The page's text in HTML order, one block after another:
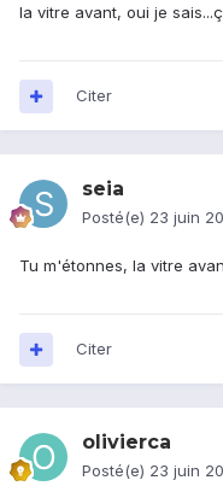
la vitre avant, oui je
Citer
seia
Posté(e) 23 juin
Tu m'étonnes, la vitre
Citer
olivierca
Posté(e) 23 juin